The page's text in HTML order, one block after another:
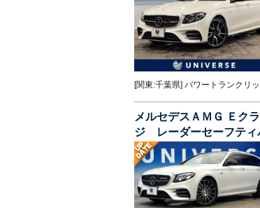
[関東:千葉県] パワートランク
メルセデスＡＭＧ Ｅク
ジ レーダーセーフテ
ＥＤヘッドライト ナ